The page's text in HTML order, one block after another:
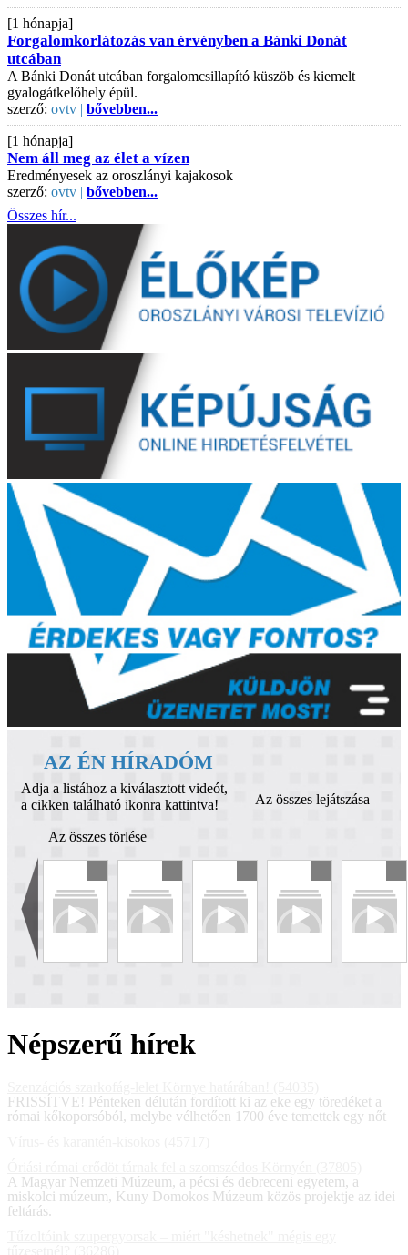
[1 hónapja]
Forgalomkorlátozás van érvényben a Bánki Donát
utcában
A Bánki Donát utcában forgalomcsillapító küszöb és kiemelt
gyalogátkelőhely épül.
szerző: ovtv | bővebben...
[1 hónapja]
Nem áll meg az élet a vízen
Eredményesek az oroszlányi kajakosok
szerző: ovtv | bővebben...
Összes hír...
AZ ÉN HÍRADÓM
Adja a listához a kiválasztott videót,
a cikken található ikonra kattintva!
Az összes lejátszása
Az összes törlése
Népszerű hírek
FRISSÍTVE! Pénteken délután fordított ki az eke egy töredéket a
római kőkoporsóból, melybe vélhetően 1700 éve temettek egy nőt
A Magyar Nemzeti Múzeum, a pécsi és debreceni egyetem, a
miskolci múzeum, Kuny Domokos Múzeum közös projektje az idei
feltárás.